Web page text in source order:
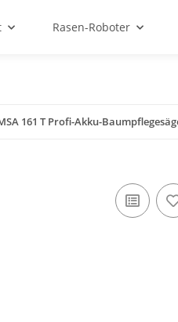
Rasen-Roboter
161 T Profi-Akku-